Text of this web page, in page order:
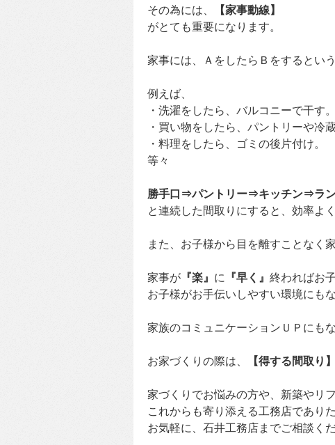
その為には、
【家事動線】
がとても重要になります。
家事には、ＡをしたらＢをするとい
例えば、
・洗濯をしたら、バルコニーで干す。
・買い物をしたら、パントリーや冷
・料理をしたら、ゴミの後片付け。
等々
勝手口⇒パントリー⇒キッチン⇒ラ
と連続した間取りにすると、効率よ
また、お子様から目を離すことなく
家事が 『楽』 に 『早く』 終わればお
お子様がお手伝いしやすい環境にもな
家族のコミュニケーションＵＰにも
お家づくりの際は、 【得する間取り】
家づくりでお悩みの方や、新築やリ
これからも寄り添える工務店であり
お気軽に、石井工務店までご相談くだ